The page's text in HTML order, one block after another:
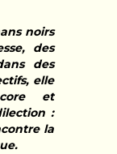
noirs
des
des
elle
et
:
la